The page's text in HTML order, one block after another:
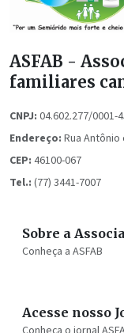
ASFAB -
familiares
CNPJ: 04.602.277/0001-
Endereço: Rua Antônio
CEP: 46100-067
Tel.: (77) 3441-7007
Sobre a
Conheça a ASFAB
Acesse nosso